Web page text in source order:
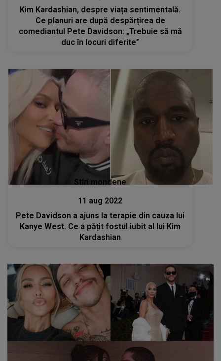
Kim Kardashian, despre viața sentimentală.
Ce planuri are după despărțirea de
comediantul Pete Davidson: „Trebuie să mă
duc în locuri diferite”
Stiri mondene
11 aug 2022
Pete Davidson a ajuns la terapie din cauza lui
Kanye West. Ce a pățit fostul iubit al lui Kim
Kardashian